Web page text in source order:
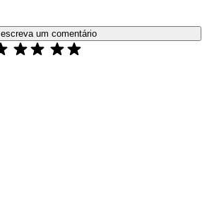
escreva um comentário